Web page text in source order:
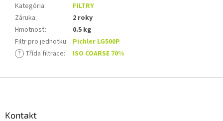
Kategória:
FILTRY
Záruka:
2 roky
Hmotnosť:
0.5 kg
Filtr pro jednotku: Pichler LG500P
? Třída filtrace: ISO COARSE 70%
Kontakt